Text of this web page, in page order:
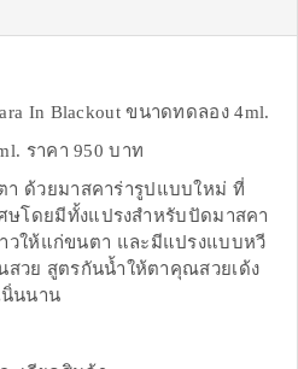
In Blackout ขนาดทดลอง 4ml.
ราคา 950 บาท
า ด้วยมาสคาร่ารูปแบบใหม่ ที่
ษโดยมีทั้งแปรงสำหรับปัดมาสคา
วให้แก่ขนตา และมีแปรงแบบหวี
สวย สูตรกันน้ำให้ตาคุณสวยเด้ง
นิ่นนาน